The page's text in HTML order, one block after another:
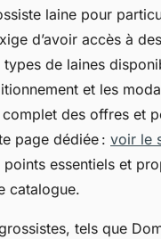
laine pour
d’avoir accès à
types de laines
et les
complet des offres et
page dédiée : voir le
essentiels et
catalogue.
tels que